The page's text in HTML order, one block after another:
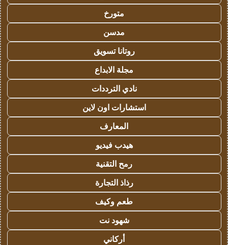
متورخ
مدسن
روتانا تسويق
مجلة الابداع
نادي الترددات
استشارات اون لاين
المعارف
هيدب فيديو
رمح التقنية
رذاذ التجارة
طعم وكيف
شهود نت
أركاني